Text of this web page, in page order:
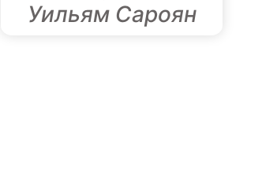
Уильям Сароян